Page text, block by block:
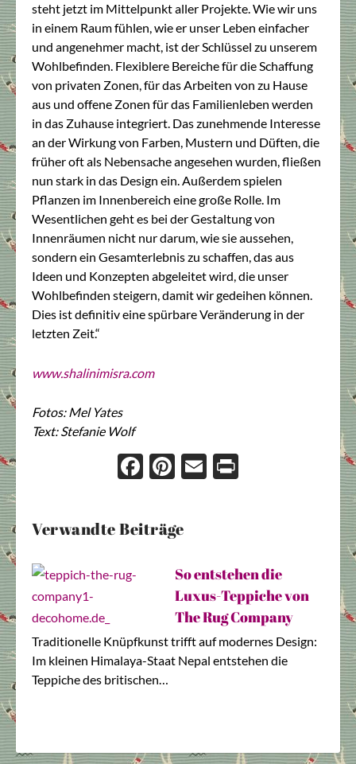
steht jetzt im Mittelpunkt aller Projekte. Wie wir uns
in einem Raum fühlen, wie er unser Leben einfacher
und angenehmer macht, ist der Schlüssel zu unserem
Wohlbefinden. Flexiblere Bereiche für die Schaffung
von privaten Zonen, für das Arbeiten von zu Hause
aus und offene Zonen für das Familienleben werden
in das Zuhause integriert. Das zunehmende Interesse
an der Wirkung von Farben, Mustern und Düften, die
früher oft als Nebensache angesehen wurden, fließen
nun stark in das Design ein. Außerdem spielen
Pflanzen im Innenbereich eine große Rolle. Im
Wesentlichen geht es bei der Gestaltung von
Innenräumen nicht nur darum, wie sie aussehen,
sondern ein Gesamterlebnis zu schaffen, das aus
Ideen und Konzepten abgeleitet wird, die unser
Wohlbefinden steigern, damit wir gedeihen können.
Dies ist definitiv eine spürbare Veränderung in der
letzten Zeit.“
www.shalinimisra.com
Fotos: Mel Yates
Text: Stefanie Wolf
Face
Pint
Ema
Verwandte Beiträge
So entstehen die
Luxus-Teppiche von
The Rug Company
Traditionelle Knüpfkunst trifft auf modernes Design:
Im kleinen Himalaya-Staat Nepal entstehen die
Teppiche des britischen…